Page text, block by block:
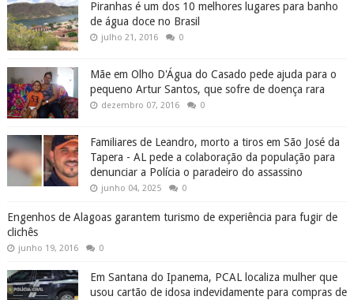
Piranhas é um dos 10 melhores lugares para banho
de água doce no Brasil
julho 21, 2016 0
Mãe em Olho D'Água do Casado pede ajuda para o
pequeno Artur Santos, que sofre de doença rara
dezembro 07, 2016 0
Familiares de Leandro, morto a tiros em São José da
Tapera - AL pede a colaboração da população para
denunciar a Polícia o paradeiro do assassino
junho 04, 2025 0
Engenhos de Alagoas garantem turismo de experiência para fugir de
clichês
junho 19, 2016 0
Em Santana do Ipanema, PCAL localiza mulher que
usou cartão de idosa indevidamente para compras de